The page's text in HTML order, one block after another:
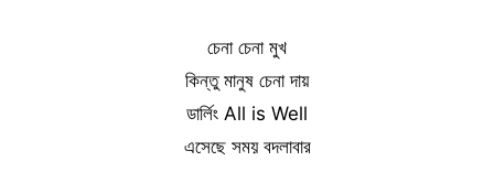
চেনা চেনা মুখ
কিন্তু মানুষ চেনা দায়
ডার্লিং All is Well
এসেছে সময় বদলাবার